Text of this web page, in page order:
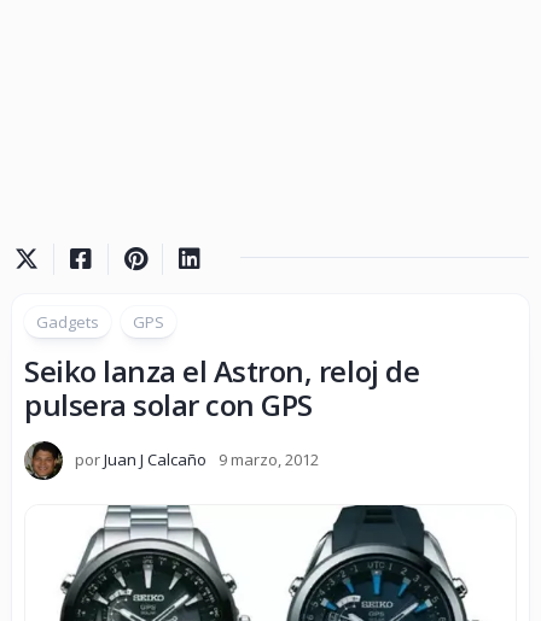
Gadgets GPS
Seiko lanza el Astron, reloj de
pulsera solar con GPS
porJuan J Calcaño 9 marzo, 2012